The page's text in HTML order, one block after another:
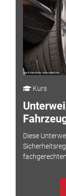
Kurs
Diese